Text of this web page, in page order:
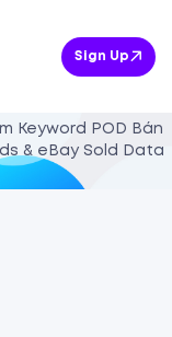
Sign Up
Keyword POD Bán
& eBay Sold Data